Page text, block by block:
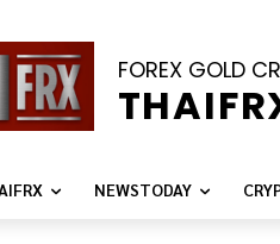
FOREX GOLD
NEWSTODAY